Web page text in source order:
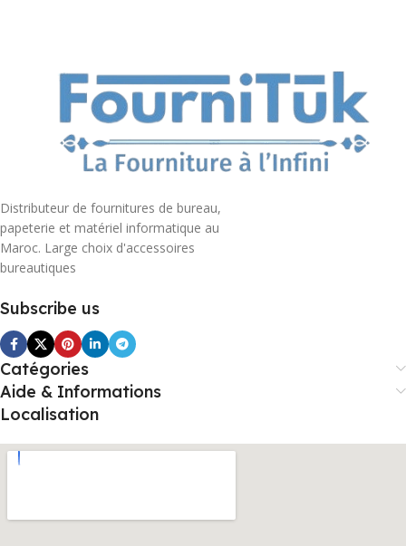
Distributeur de fournitures de bureau,
papeterie et matériel informatique au
Maroc. Large choix d'accessoires
bureautiques
Subscribe us
Catégories
Aide & Informations
Localisation